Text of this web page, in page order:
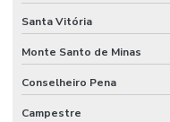
Santa Vitória
Monte Santo de Minas
Conselheiro Pena
Campestre